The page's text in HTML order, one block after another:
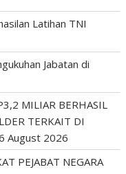
Latihan TNI
Jabatan di
MILIAR BERHASIL
TERKAIT DI
August 2026
PEJABAT NEGARA